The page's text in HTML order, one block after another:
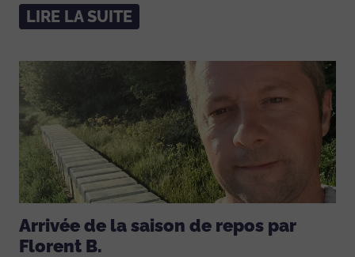
LIRE LA SUITE
Arrivée de la saison de repos par
Florent B.